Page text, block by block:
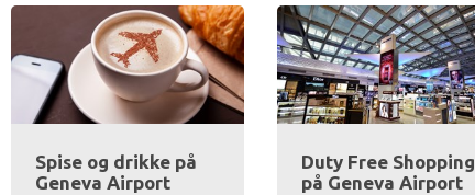
Spise og drikke på
Geneva Airport
Duty Free Shopping
på Geneva Airport